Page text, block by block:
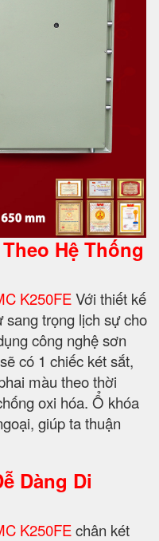
Hệ Thống
K250FEVới thiết kế
sang trọng lịch sự cho
công nghệ sơn
có 1 chiếc két sắt,
màu theo thời
oxi hóa. Ổ khóa
giúp ta thuận
Dàng Di
K250FEchân két